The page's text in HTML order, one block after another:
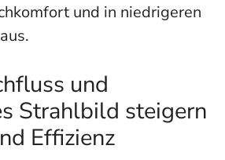
und in niedrigeren
und
Strahlbild steigern
Effizienz